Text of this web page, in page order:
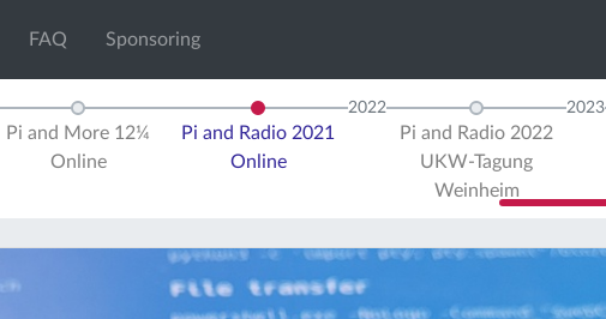
FAQ Sponsoring
Pi and More 12¼
Online
Pi and Radio 2021
Online
2022
Pi and Radio 2022
UKW-Tagung
Weinheim
2023